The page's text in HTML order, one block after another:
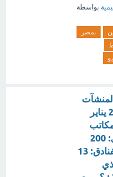
بواسطة
بمصر
التي التهمتها النيران يوم 26 يناير
مكاتب
ما الذي